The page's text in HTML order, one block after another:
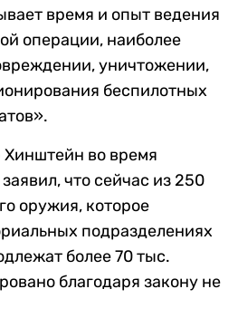
время и опыт ведения
операции, наиболее
уничтожении,
беспилотных
во время
что сейчас из 250
оружия, которое
подразделениях
более 70 тыс.
благодаря закону не